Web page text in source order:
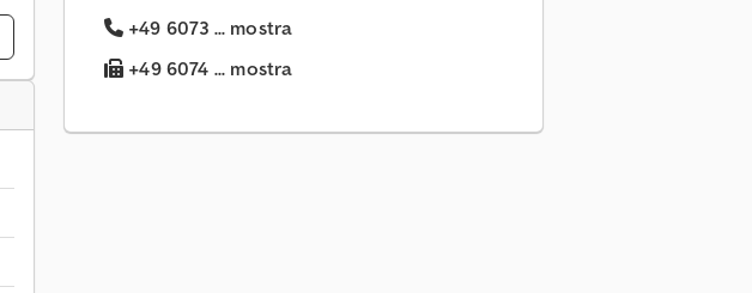
+49 6073 ... mostra
+49 6074 ... mostra